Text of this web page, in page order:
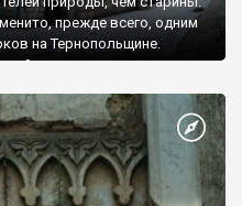
прежде всего, одним
на Тернопольщине.
времена владелец
село более 330 видов
56 га произрастают
Индии.